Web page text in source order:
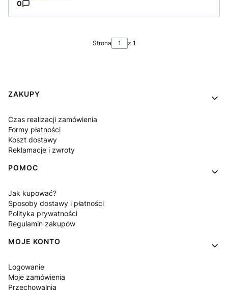
0
Strona z 1
Linki w stopce
ZAKUPY
Czas realizacji zamówienia
Formy płatności
Koszt dostawy
Reklamacje i zwroty
POMOC
Jak kupować?
Sposoby dostawy i płatności
Polityka prywatności
Regulamin zakupów
MOJE KONTO
Logowanie
Moje zamówienia
Przechowalnia